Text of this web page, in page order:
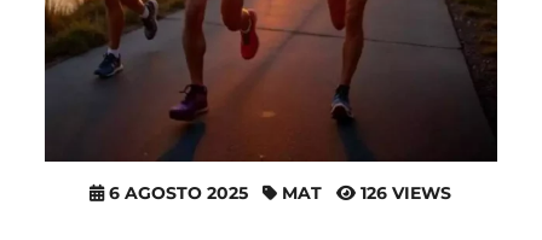
6 AGOSTO 2025 MAT 126 VIEWS